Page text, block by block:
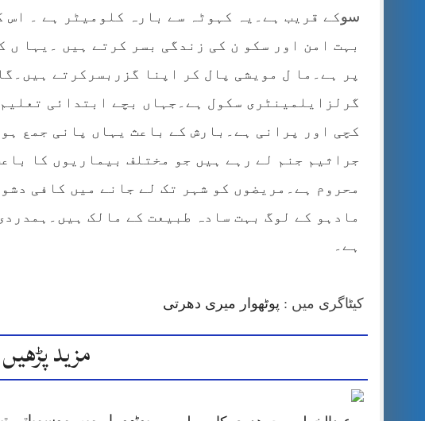
سوکے قریب ہے۔یہ کہوٹہ سے بارہ کلومیٹر ہے ۔
بہت امن اور سکو ن کی زندگی بسر کرتے ہیں ۔یہا
پر ہے۔ما ل مویشی پال کر اپنا گزربسرکرتے
گرلزایلمینٹری سکول ہے۔جہاں بچے ابتدائی
کچی اور پرانی ہے۔بارش کے باعث یہاں پانی جمع
جراثیم جنم لے رہے ہیں جو مختلف بیماریوں کا
محروم ہے۔مریضوں کو شہر تک لے جانے میں کافی
مادہو کے لوگ بہت سادہ طبیعت کے مالک
ہے۔
کیٹاگری میں : پوٹھوار میری دھرتی
مزید پڑھیں